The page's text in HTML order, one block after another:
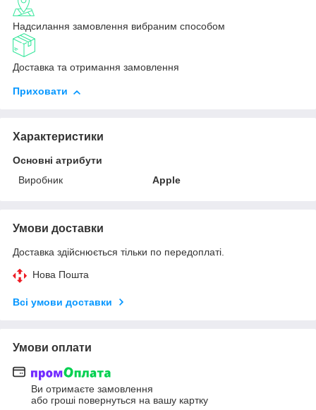
Надсилання замовлення вибраним способом
Доставка та отримання замовлення
Приховати
Характеристики
Основні атрибути
Виробник
Apple
Умови доставки
Доставка здійснюється тільки по передоплаті.
Нова Пошта
Всі умови доставки
Умови оплати
Ви отримаєте замовлення
або гроші повернуться на вашу картку